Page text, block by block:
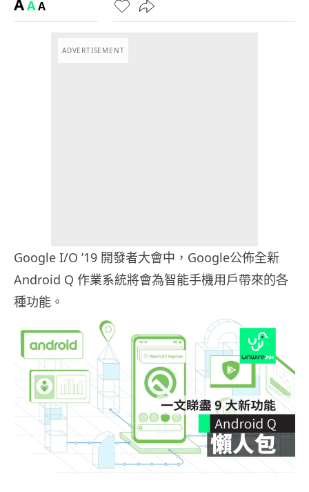
AAA
ADVERTISEMENT
Google I/O ’19 開發者大會中，Google公佈全新
Android Q 作業系統將會為智能手機用戶帶來的各
種功能。